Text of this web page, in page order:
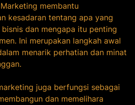
membantu
kesadaran tentang apa yang
dan mengapa itu penting
Ini merupakan langkah awal
menarik perhatian dan minat
juga berfungsi sebagai
dan memelihara